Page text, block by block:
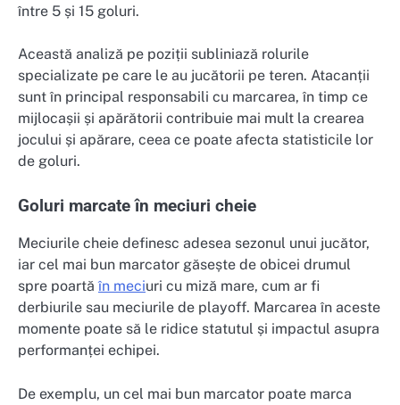
între 5 și 15 goluri.
Această analiză pe poziții subliniază rolurile
specializate pe care le au jucătorii pe teren. Atacanții
sunt în principal responsabili cu marcarea, în timp ce
mijlocașii și apărătorii contribuie mai mult la crearea
jocului și apărare, ceea ce poate afecta statisticile lor
de goluri.
Goluri marcate în meciuri cheie
Meciurile cheie definesc adesea sezonul unui jucător,
iar cel mai bun marcator găsește de obicei drumul
spre poartăîn meciuri cu miză mare, cum ar fi
derbiurile sau meciurile de playoff. Marcarea în aceste
momente poate să le ridice statutul și impactul asupra
performanței echipei.
De exemplu, un cel mai bun marcator poate marca